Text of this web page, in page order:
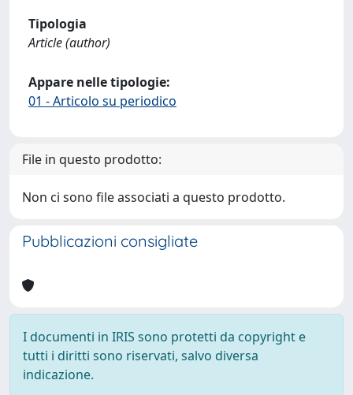
Tipologia
Article (author)
Appare nelle tipologie:
01 - Articolo su periodico
File in questo prodotto:
Non ci sono file associati a questo prodotto.
Pubblicazioni consigliate
I documenti in IRIS sono protetti da copyright e
tutti i diritti sono riservati, salvo diversa
indicazione.